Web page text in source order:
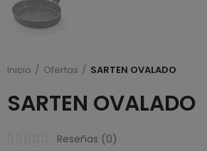
Inicio Ofertas SARTEN OVALADO
SARTEN OVALADO
Reseñas (0)